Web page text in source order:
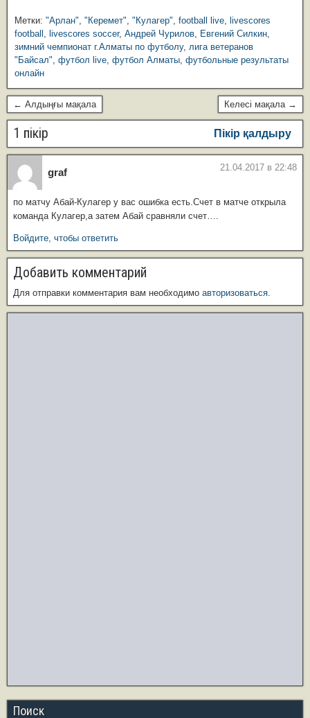
ki
ть
Метки: "Арлан" "Керемет" "Кулагер" football live
livescores
football
livescores soccer, Андрей Чурилов Евгений Силкин
зимний чемпионат г.Алматы по футболу, лига ветеранов
"Байсал" футбол live футбол Алматы футбольные результаты
онлайн
← Алдыңғы мақала Келесі мақала →
1 пікір Пікір қалдыру
graf 21.04.2017 в 22:48
по матчу Абай-Кулагер у вас ошибка есть.Счет в матче открыла
команда Кулагер,а затем Абай сравняли счет….
Войдите, чтобы ответить
Добавить комментарий
Для отправки комментария вам необходимо авторизоваться
Поиск